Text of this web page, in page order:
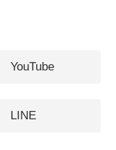
YouTube
LINE